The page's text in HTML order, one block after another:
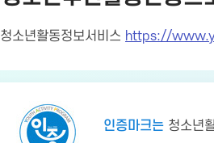
청소년활동정보서비스 https://
인증마크는 청소년